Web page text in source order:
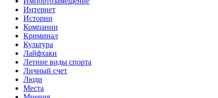
Интернет
Истории
Компании
Криминал
Культура
Лайфхаки
Летние виды спорта
Личный счет
Люди
Места